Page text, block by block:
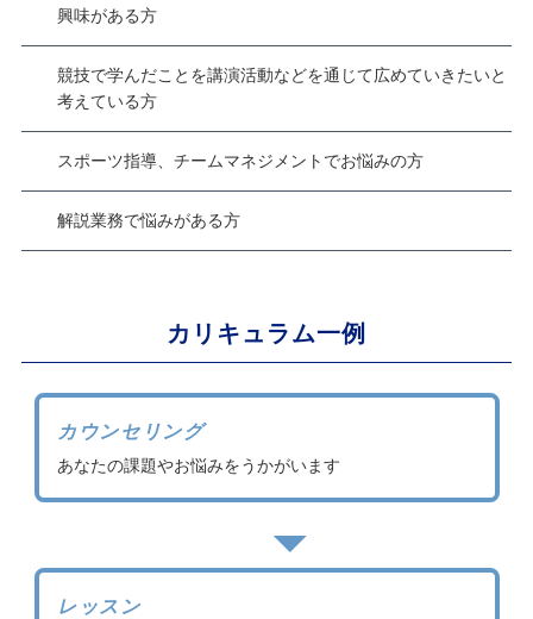
興味がある方
競技で学んだことを講演活動などを通じて広めていきたいと
考えている方
スポーツ指導、チームマネジメントでお悩みの方
解説業務で悩みがある方
カリキュラム一例
カウンセリング
あなたの課題やお悩みをうかがいます
レッスン